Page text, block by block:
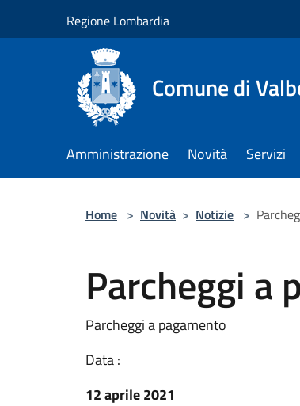
Regione Lombardia
Comune di
Amministrazione Novità Servizi
Home > Novità > Notizie >
Parcheggi a
Parcheggi a pagamento
Data :
12 aprile 2021